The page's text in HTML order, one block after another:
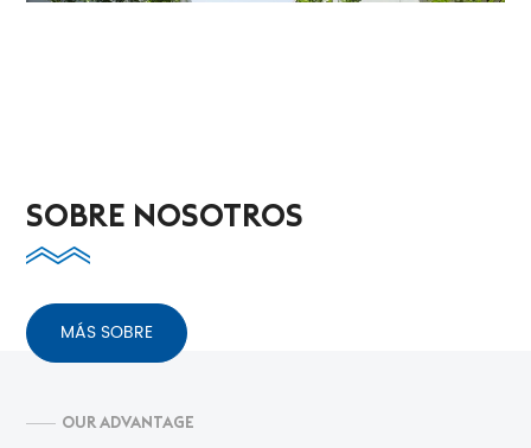
SOBRE NOSOTROS
MÁS SOBRE
OUR ADVANTAGE